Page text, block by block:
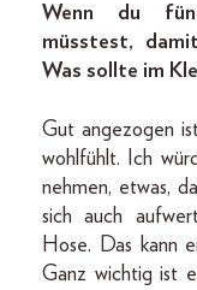
Wenn du fünf
müsstest,
Was sollte im
Gut angezogen
wohlfühlt. Ich
nehmen, etwas,
sich auch
Hose. Das kann
Ganz wichtig ist